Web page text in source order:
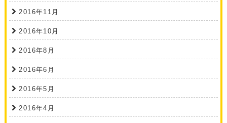
2016年11月
2016年10月
2016年8月
2016年6月
2016年5月
2016年4月